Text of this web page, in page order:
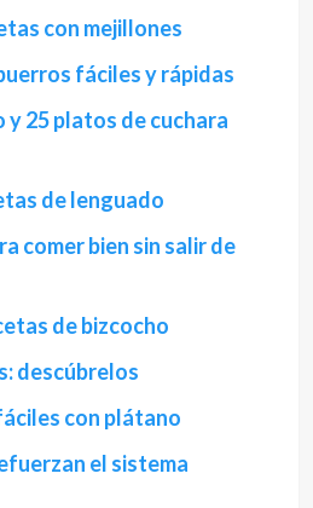
con mejillones
fáciles y rápidas
y 25 platos de cuchara
de lenguado
comer bien sin salir de
de bizcocho
descúbrelos
con plátano
el sistema